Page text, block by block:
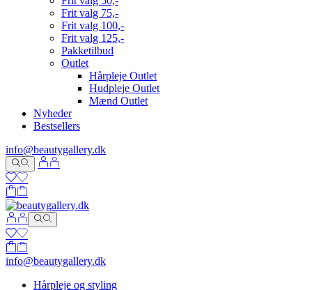
Frit valg 75,-
Frit valg 100,-
Frit valg 125,-
Pakketilbud
Outlet
Hårpleje Outlet
Hudpleje Outlet
Mænd Outlet
Nyheder
Bestsellers
info@beautygallery.dk
info@beautygallery.dk
Hårpleje og styling